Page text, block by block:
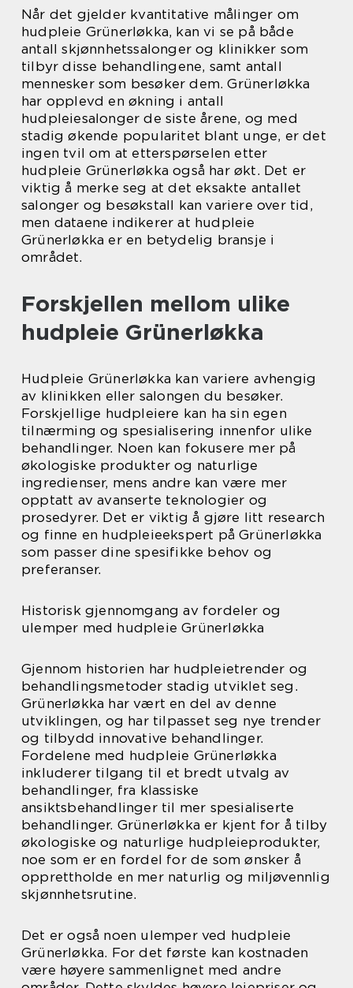
Når det gjelder kvantitative målinger om
hudpleie Grünerløkka, kan vi se på både
antall skjønnhetssalonger og klinikker som
tilbyr disse behandlingene, samt antall
mennesker som besøker dem. Grünerløkka
har opplevd en økning i antall
hudpleiesalonger de siste årene, og med
stadig økende popularitet blant unge, er det
ingen tvil om at etterspørselen etter
hudpleie Grünerløkka også har økt. Det er
viktig å merke seg at det eksakte antallet
salonger og besøkstall kan variere over tid,
men dataene indikerer at hudpleie
Grünerløkka er en betydelig bransje i
området.
Forskjellen mellom ulike
hudpleie Grünerløkka
Hudpleie Grünerløkka kan variere avhengig
av klinikken eller salongen du besøker.
Forskjellige hudpleiere kan ha sin egen
tilnærming og spesialisering innenfor ulike
behandlinger. Noen kan fokusere mer på
økologiske produkter og naturlige
ingredienser, mens andre kan være mer
opptatt av avanserte teknologier og
prosedyrer. Det er viktig å gjøre litt research
og finne en hudpleieekspert på Grünerløkka
som passer dine spesifikke behov og
preferanser.
Historisk gjennomgang av fordeler og
ulemper med hudpleie Grünerløkka
Gjennom historien har hudpleietrender og
behandlingsmetoder stadig utviklet seg.
Grünerløkka har vært en del av denne
utviklingen, og har tilpasset seg nye trender
og tilbydd innovative behandlinger.
Fordelene med hudpleie Grünerløkka
inkluderer tilgang til et bredt utvalg av
behandlinger, fra klassiske
ansiktsbehandlinger til mer spesialiserte
behandlinger. Grünerløkka er kjent for å tilby
økologiske og naturlige hudpleieprodukter,
noe som er en fordel for de som ønsker å
opprettholde en mer naturlig og miljøvennlig
skjønnhetsrutine.
Det er også noen ulemper ved hudpleie
Grünerløkka. For det første kan kostnaden
være høyere sammenlignet med andre